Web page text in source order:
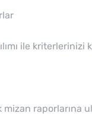
ile
raporlarına